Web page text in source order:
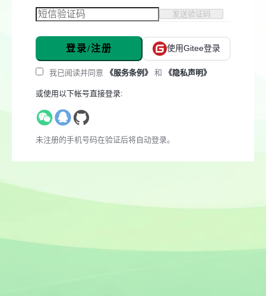
发送验证码
登录/注册 使用Gitee登录
我已阅读并同意 《服务条例》 和 《隐私声明》
或使用以下帐号直接登录:
未注册的手机号码在验证后将自动登录。